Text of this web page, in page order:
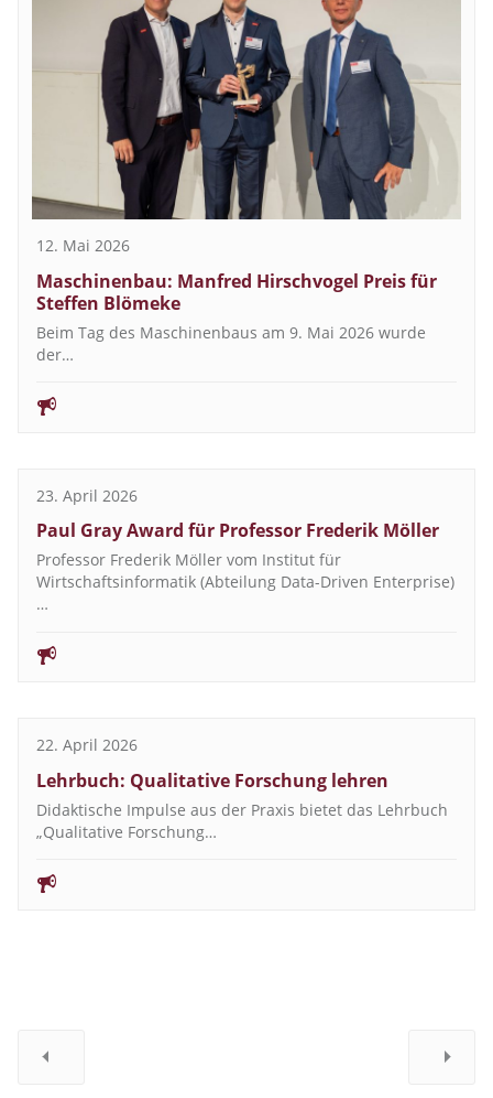
12. Mai 2026
Maschinenbau: Manfred Hirschvogel Preis für
Steffen Blömeke
Beim Tag des Maschinenbaus am 9. Mai 2026 wurde
der…
23. April 2026
Paul Gray Award für Professor Frederik Möller
Professor Frederik Möller vom Institut für
Wirtschaftsinformatik (Abteilung Data-Driven Enterprise)
…
22. April 2026
Lehrbuch: Qualitative Forschung lehren
Didaktische Impulse aus der Praxis bietet das Lehrbuch
„Qualitative Forschung…